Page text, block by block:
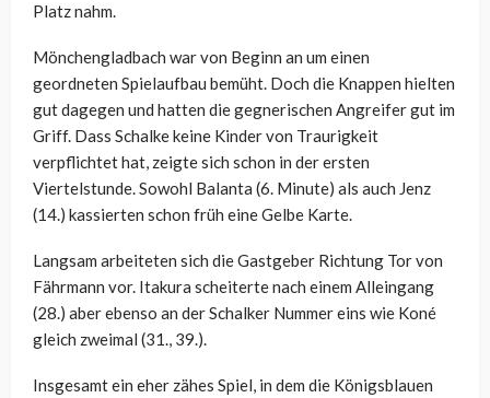
Platz nahm.
Mönchengladbach war von Beginn an um einen
geordneten Spielaufbau bemüht. Doch die Knappen hielten
gut dagegen und hatten die gegnerischen Angreifer gut im
Griff. Dass Schalke keine Kinder von Traurigkeit
verpflichtet hat, zeigte sich schon in der ersten
Viertelstunde. Sowohl Balanta (6. Minute) als auch Jenz
(14.) kassierten schon früh eine Gelbe Karte.
Langsam arbeiteten sich die Gastgeber Richtung Tor von
Fährmann vor. Itakura scheiterte nach einem Alleingang
(28.) aber ebenso an der Schalker Nummer eins wie Koné
gleich zweimal (31., 39.).
Insgesamt ein eher zähes Spiel, in dem die Königsblauen